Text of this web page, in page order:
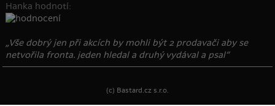
Hanka hodnotí:
„Vše dobrý jen při akcích by mohli být 2 prodavači aby se
netvořila fronta. jeden hledal a druhý vydával a psal“
(c) Bastard.cz s.r.o.